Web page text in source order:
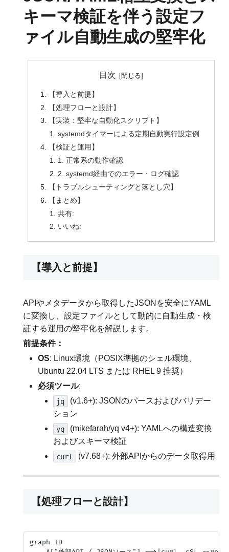
キーマ検証を伴う設定フ
ァイル自動生成の堅牢化
目次
【導入と前提】
【処理フローと設計】
【実装：堅牢な自動化スクリプト】
systemdタイマーによる定期自動実行設定例
【検証と運用】
1. 正常系の動作確認
2. systemd経由でのエラー・ログ確認
【トラブルシューティングと落とし穴】
【まとめ】
共有:
いいね:
【導入と前提】
APIやメタデータから取得したJSONを安全にYAML
に変換し、設定ファイルとして動的に自動生成・検
証する運用の堅牢化を解説します。
前提条件：
OS: Linux環境（POSIX準拠のシェル環境、
Ubuntu 22.04 LTS または RHEL 9 推奨）
必須ツール:
jq
(v1.6+): JSONのパースおよびバリデー
ション
yq
(mikefarah/yq v4+): YAMLへの構造変換
およびスキーマ検証
curl (v7.68+): 外部APIからのデータ取得用
【処理フローと設計】
graph TD